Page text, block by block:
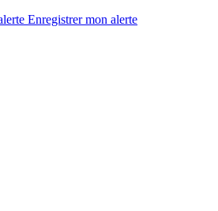
Enregistrermon alerte